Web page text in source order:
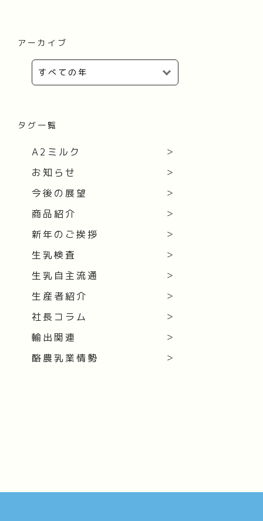
アーカイブ
タグ一覧
A2ミルク
お知らせ
今後の展望
商品紹介
新年のご挨拶
生乳検査
生乳自主流通
生産者紹介
社長コラム
輸出関連
酪農乳業情勢